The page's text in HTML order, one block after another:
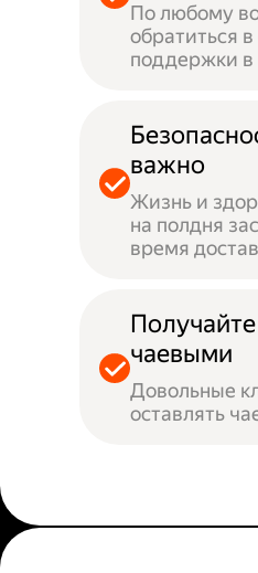
По любому
обратиться
поддержки
важно
Жизнь и
на полдня
время
чаевыми
Довольные
оставлять